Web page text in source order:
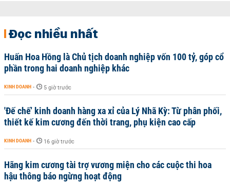
Đọc nhiều nhất
Huấn Hoa Hồng là Chủ tịch doanh nghiệp vốn 100 tỷ, góp cổ
phần trong hai doanh nghiệp khác
KINH DOANH - 5 giờ trước
'Đế chế’ kinh doanh hàng xa xỉ của Lý Nhã Kỳ: Từ phân phối,
thiết kế kim cương đến thời trang, phụ kiện cao cấp
KINH DOANH - 16 giờ trước
Hãng kim cương tài trợ vương miện cho các cuộc thi hoa
hậu thông báo ngừng hoạt động